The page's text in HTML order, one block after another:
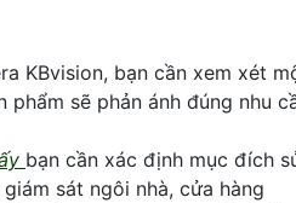
KBvision, bạn cần xem xét
phẩm sẽ phản ánh đúng nhu
bạn cần xác định mục đích
sát ngôi nhà, cửa hàng